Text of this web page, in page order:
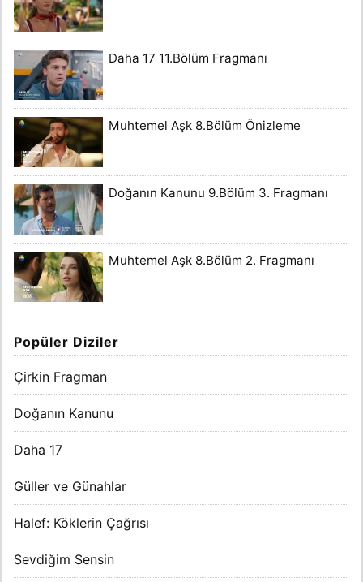
Daha 17 11.Bölüm Fragmanı
Muhtemel Aşk 8.Bölüm Önizleme
Doğanın Kanunu 9.Bölüm 3. Fragmanı
Muhtemel Aşk 8.Bölüm 2. Fragmanı
Popüler Diziler
Çirkin Fragman
Doğanın Kanunu
Daha 17
Güller ve Günahlar
Halef: Köklerin Çağrısı
Sevdiğim Sensin